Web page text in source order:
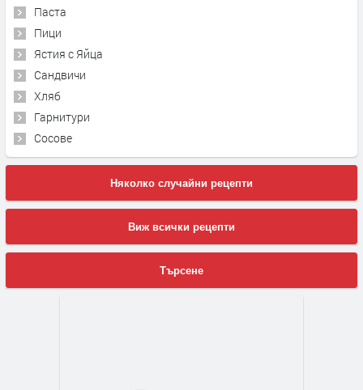
Паста
Пици
Ястия с Яйца
Сандвичи
Хляб
Гарнитури
Сосове
Няколко случайни рецепти
Виж всички рецепти
Търсене